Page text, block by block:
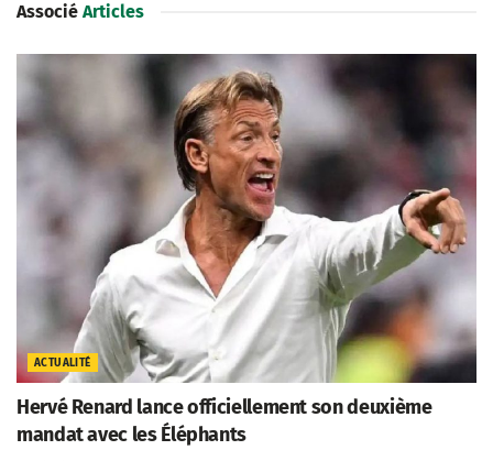
Associé Articles
ACTUALITÉ
Hervé Renard lance officiellement son deuxième
mandat avec les Éléphants